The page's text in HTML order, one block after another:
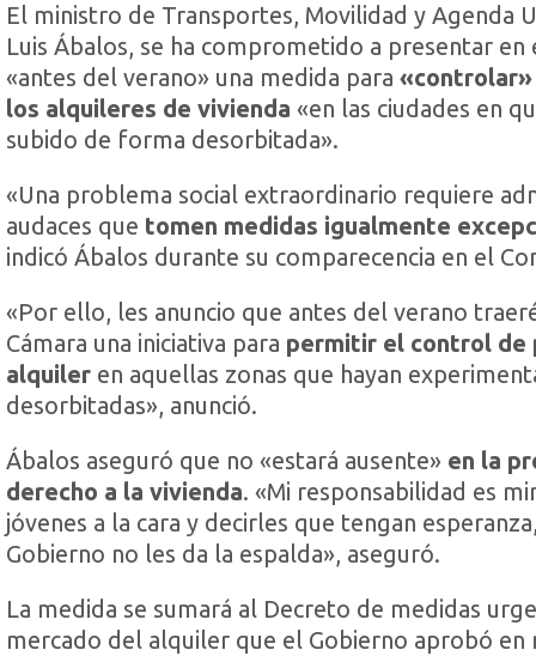
El ministro de Transportes, Movilidad y Agenda
Luis Ábalos, se ha comprometido a presentar en
«antes del verano» una medida para
los alquileres de vivienda «en las ciudades en
subido de forma desorbitada».
«Una problema social extraordinario requiere
audaces que tomen medidas igualmente
indicó Ábalos durante su comparecencia en el
«Por ello, les anuncio que antes del verano
Cámara una iniciativa para permitir el control de
alquiler en aquellas zonas que hayan
desorbitadas», anunció.
Ábalos aseguró que no «estará ausente» en la
derecho a la vivienda. «Mi responsabilidad es
jóvenes a la cara y decirles que tengan
Gobierno no les da la espalda», aseguró.
La medida se sumará al Decreto de medidas
mercado del alquiler que el Gobierno aprobó en